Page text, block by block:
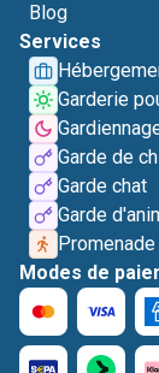
Blog
Services
Garderie
Garde de
Garde chat
Garde
Modes de